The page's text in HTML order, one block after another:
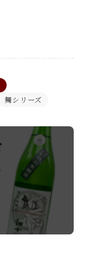
舞シリーズ